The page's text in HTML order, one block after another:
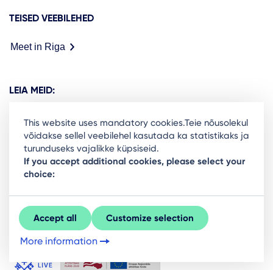
TEISED VEEBILEHED
Meet in Riga
LEIA MEID:
Ready to stay in the loop on Rigas business
community? Subscribe to our newsletter.
Sign Up
This website uses mandatory cookies.Teie nõusolekul
võidakse sellel veebilehel kasutada ka statistikaks ja
turunduseks vajalikke küpsiseid.
If you accept additional cookies, please select your
choice:
Accept all Customize selection
More information